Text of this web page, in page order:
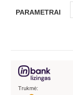
PARAMETRAI
Trukmė: